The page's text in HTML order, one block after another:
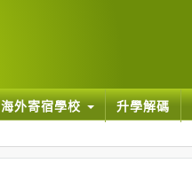
海外寄宿學校 升學解碼